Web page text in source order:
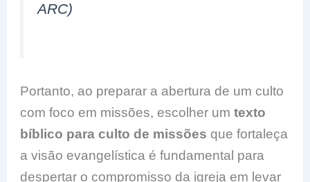
ARC)
Portanto, ao preparar a abertura de um culto
com foco em missões, escolher umtexto
bíblico para culto de missões que fortaleça
a visão evangelística é fundamental para
despertar o compromisso da igreja em levar